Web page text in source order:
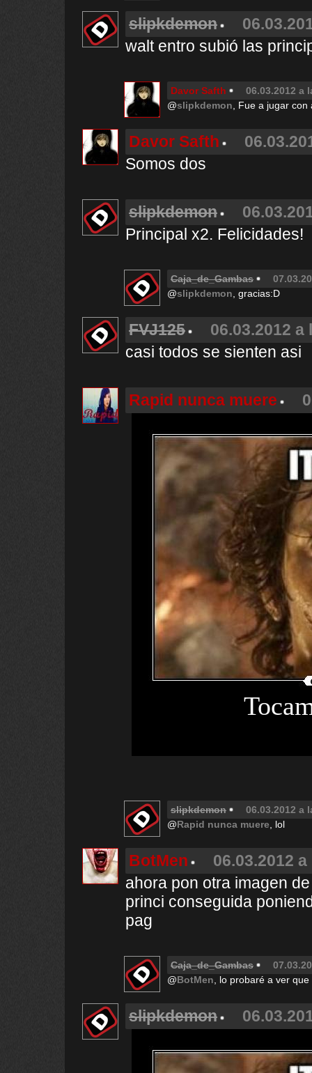
slipkdemon
walt entro subió las
Davor Safth
06.03.2012 a
@slipkdemon , Fue a jugar con
Davor Safth
Somos dos
slipkdemon
Principal x2. Felicidades!
Caja_de_Gambas
@slipkdemon , gracias:D
FVJ125
06.03.2012 a
casi todos se sienten asi
Rapid nunca muere
slipkdemon
06.03.2012 a
@Rapid nunca muere , lol
BotMen
06.03.2012
ahora pon otra imagen
princi conseguida
pag
Caja_de_Gambas
@BotMen , lo probaré a ver
slipkdemon